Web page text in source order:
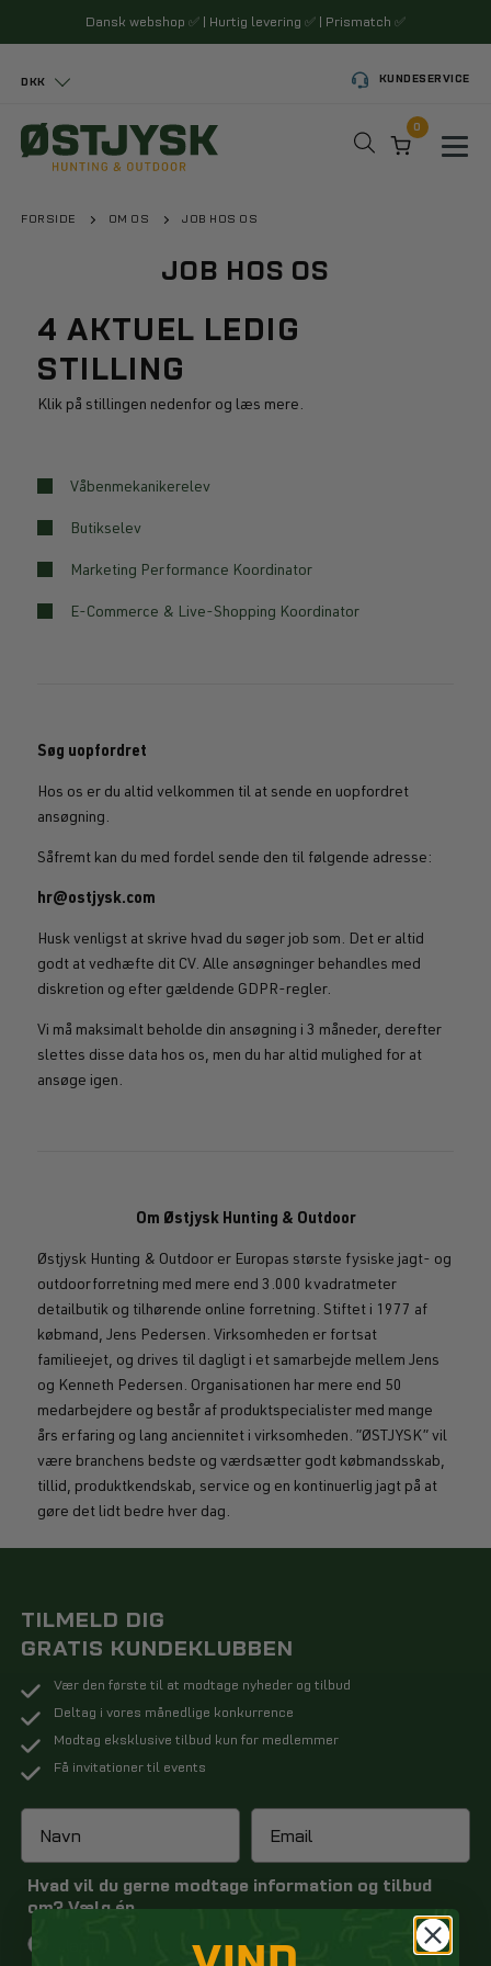
Dansk webshop ✅ | Hurtig levering ✅ | Prismatch ✅
DKK KUNDESERVICE
0
FORSIDE OM OS JOB HOS OS
JOB HOS OS
4 AKTUEL LEDIG
STILLING
Klik på stillingen nedenfor og læs mere.
Våbenmekanikerelev
Butikselev
Marketing Performance Koordinator
E-Commerce & Live-Shopping Koordinator
Søg uopfordret
Hos os er du altid velkommen til at sende en uopfordret
ansøgning.
Såfremt kan du med fordel sende den til følgende adresse:
hr@ostjysk.com
Husk venligst at skrive hvad du søger job som. Det er altid
godt at vedhæfte dit CV. Alle ansøgninger behandles med
diskretion og efter gældende GDPR-regler.
Vi må maksimalt beholde din ansøgning i 3 måneder, derefter
slettes disse data hos os, men du har altid mulighed for at
ansøge igen.
Om Østjysk Hunting & Outdoor
Østjysk Hunting & Outdoor er Europas største fysiske jagt- og
outdoorforretning med mere end 3.000 kvadratmeter
detailbutik og tilhørende online forretning. Stiftet i 1977 af
købmand, Jens Pedersen. Virksomheden er fortsat
familieejet, og drives til dagligt i et samarbejde mellem Jens
og Kenneth Pedersen. Organisationen har mere end 50
medarbejdere og består af produktspecialister med mange
års erfaring og lang anciennitet i virksomheden. ”ØSTJYSK” vil
være branchens bedste og værdsætter godt købmandsskab,
tillid, produktkendskab, service og en kontinuerlig jagt på at
gøre det lidt bedre hver dag.
TILMELD DIG
GRATIS KUNDEKLUBBEN
Vær den første til at modtage nyheder og tilbud
Deltag i vores månedlige konkurrence
Modtag eksklusive tilbud kun for medlemmer
Få invitationer til events
Hvad vil du gerne modtage information og tilbud
om? Vælg én